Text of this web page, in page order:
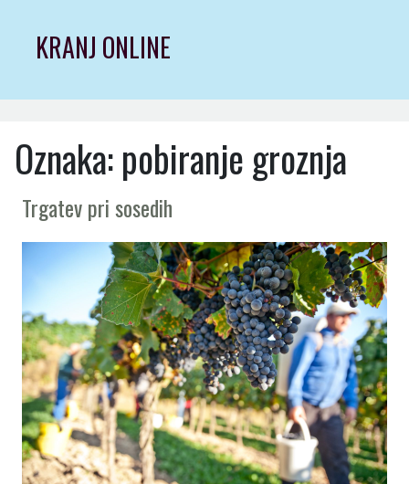
contentKRANJ ONLINE
Oznaka:pobiranje groznja
Trgatev pri sosedih